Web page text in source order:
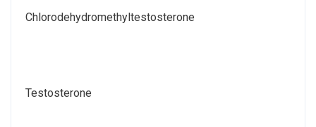
Chlorodehydromethyltestosterone
Testosterone